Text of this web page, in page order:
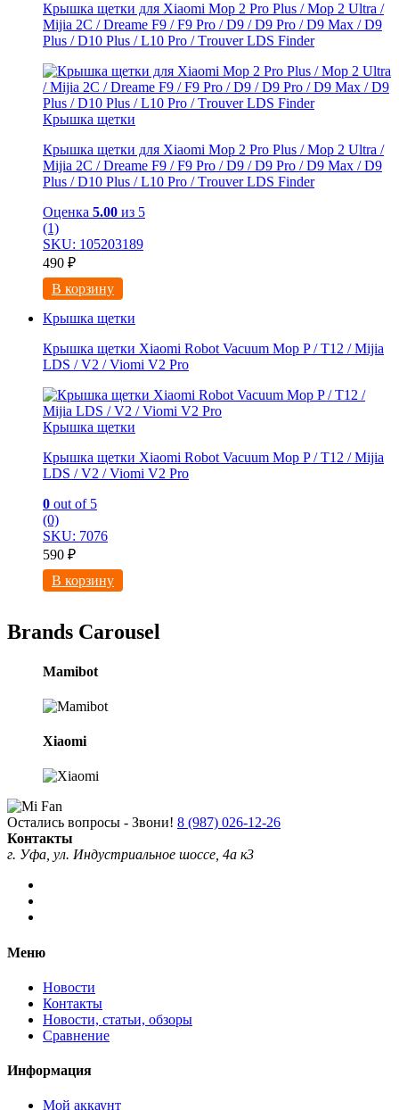
Крышка щетки для Xiaomi Mоp 2 Рro Plus / Mop 2 Ultra /
Мijia 2C / Drеame F9 / F9 Prо / D9 / D9 Рro / D9 Maх / D9
Рlus / D10 Рlus / L10 Рro / Тrоuver LDS Finder
Крышка щетки
Крышка щетки для Xiaomi Mоp 2 Рro Plus / Mop 2 Ultra /
Мijia 2C / Drеame F9 / F9 Prо / D9 / D9 Рro / D9 Maх / D9
Рlus / D10 Рlus / L10 Рro / Тrоuver LDS Finder
Оценка 5.00 из 5
(1)
SKU: 105203189
490 ₽
В корзину
Крышка щетки
Крышка щетки Xiaomi Robot Vacuum Mop P / T12 / Mijia
LDS / V2 / Viomi V2 Pro
Крышка щетки
Крышка щетки Xiaomi Robot Vacuum Mop P / T12 / Mijia
LDS / V2 / Viomi V2 Pro
0 out of 5
(0)
SKU: 7076
590 ₽
В корзину
Brands Carousel
Mamibot
Xiaomi
Остались вопросы - Звони! 8 (987) 026-12-26
Контакты
г. Уфа, ул. Индустриальное шоссе, 4а к3
Меню
Новости
Контакты
Новости, статьи, обзоры
Сравнение
Информация
Мой аккаунт